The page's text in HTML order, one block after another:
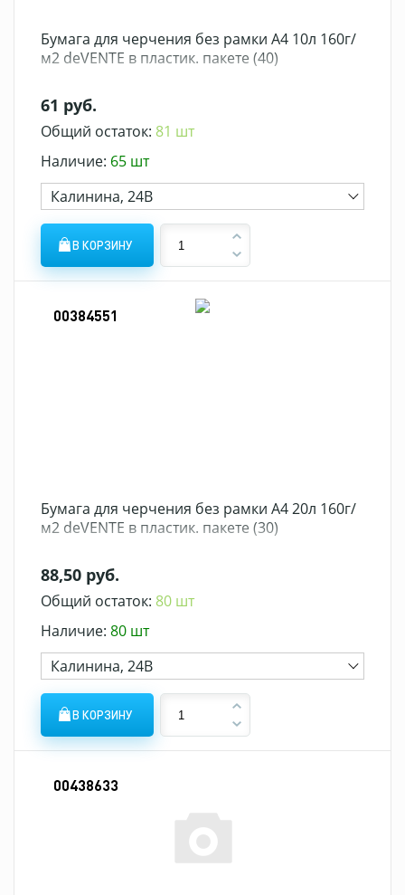
Бумага для черчения без рамки А4 10л 160г/
м2 deVENTE в пластик. пакете (40)
61 руб.
Общий остаток: 81 шт
Наличие: 65 шт
Калинина, 24В
В КОРЗИНУ
00384551
Бумага для черчения без рамки А4 20л 160г/
м2 deVENTE в пластик. пакете (30)
88,50 руб.
Общий остаток: 80 шт
Наличие: 80 шт
Калинина, 24В
В КОРЗИНУ
00438633